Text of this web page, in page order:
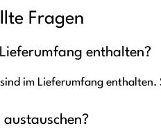
Fragen
enthalten?
im Lieferumfang
austauschen?